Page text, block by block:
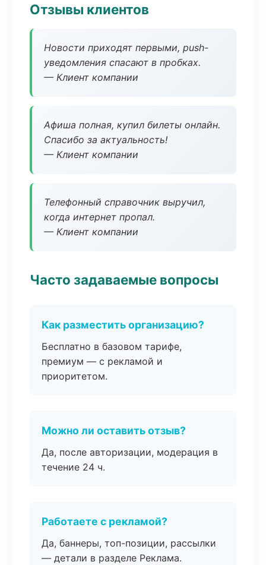
Отзывы клиентов
Новости приходят первыми, push-
уведомления спасают в пробках.
— Клиент компании
Афиша полная, купил билеты онлайн.
Спасибо за актуальность!
— Клиент компании
Телефонный справочник выручил,
когда интернет пропал.
— Клиент компании
Часто задаваемые вопросы
Как разместить организацию?
Бесплатно в базовом тарифе,
премиум — с рекламой и
приоритетом.
Можно ли оставить отзыв?
Да, после авторизации, модерация в
течение 24 ч.
Работаете с рекламой?
Да, баннеры, топ-позиции, рассылки
— детали в разделе Реклама.